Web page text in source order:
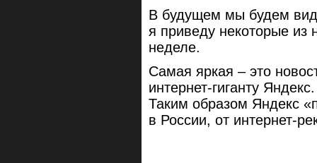
В будущем мы будем
я приведу некоторые из
неделе.
Самая яркая – это
интернет-гиганту
Таким образом Яндекс
в России, от интернет-